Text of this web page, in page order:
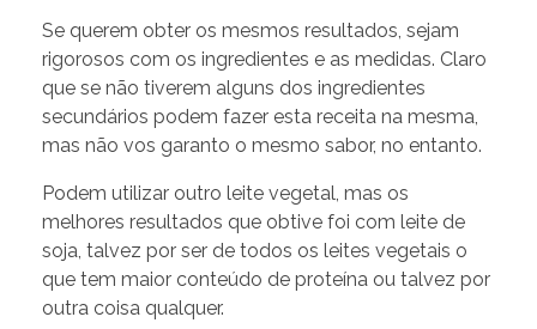
Se querem obter os mesmos resultados, sejam
rigorosos com os ingredientes e as medidas. Claro
que se não tiverem alguns dos ingredientes
secundários podem fazer esta receita na mesma,
mas não vos garanto o mesmo sabor, no entanto.
Podem utilizar outro leite vegetal, mas os
melhores resultados que obtive foi com leite de
soja, talvez por ser de todos os leites vegetais o
que tem maior conteúdo de proteína ou talvez por
outra coisa qualquer.